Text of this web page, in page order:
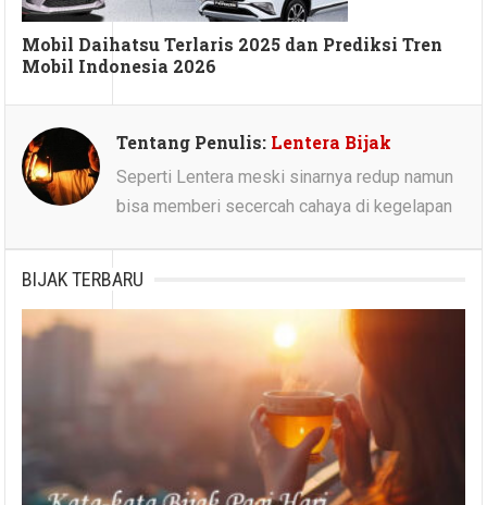
Mobil Daihatsu Terlaris 2025 dan Prediksi Tren
Mobil Indonesia 2026
Tentang Penulis: Lentera Bijak
Seperti Lentera meski sinarnya redup namun
bisa memberi secercah cahaya di kegelapan
BIJAK TERBARU